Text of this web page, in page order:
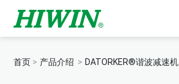
首页 产品介绍 DATORKER®谐波减速机